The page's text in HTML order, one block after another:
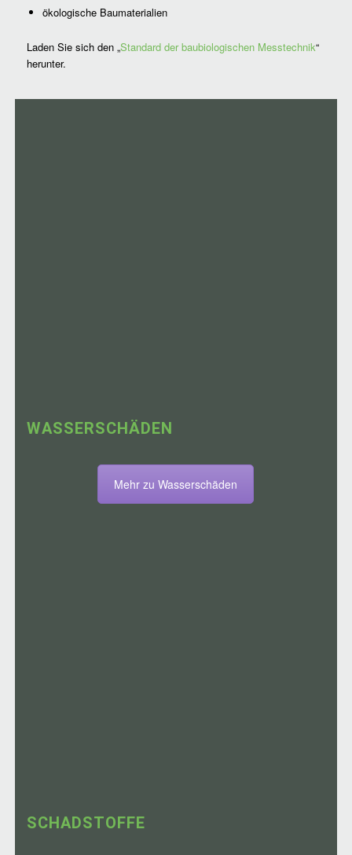
ökologische Baumaterialien
Laden Sie sich den „Standard der baubiologischen Messtechnik“
herunter.
WASSERSCHÄDEN
Mehr zu Wasserschäden
SCHADSTOFFE